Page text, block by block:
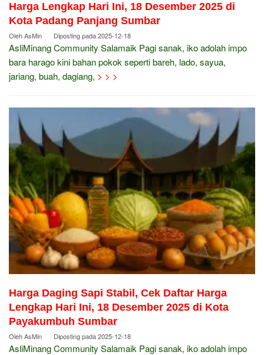
Harga Lengkap Hari Ini, 18 Desember 2025 di
Kota Padang Panjang Sumbar
OlehAsMin Diposting pada2025-12-18
AsliMinang Community Salamaik Pagi sanak, iko adolah impo
bara harago kini bahan pokok seperti bareh, lado, sayua,
jariang, buah, dagiang, > > >
Harga Daging Sapi Stabil, Cek Daftar Harga
Lengkap Hari Ini, 18 Desember 2025 di Kota
Payakumbuh Sumbar
OlehAsMin Diposting pada2025-12-18
AsliMinang Community Salamaik Pagi sanak, iko adolah impo